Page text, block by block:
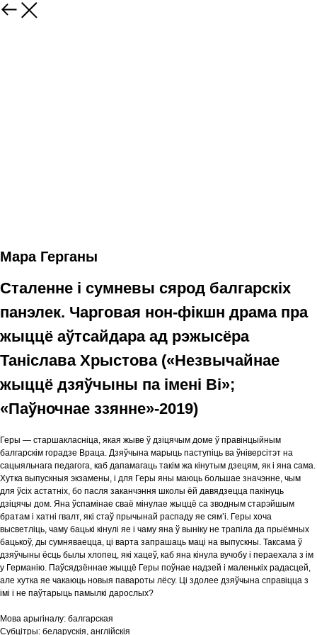
Мара Герганы
Сталенне і сумневы сярод балгарскіх
панэлек. Чарговая нон-фікшн драма пра
жыццё аўтсайдара ад рэжысёра
Таніслава Хрыстова («Незвычайнае
жыццё дзяўчыны па імені Ві»;
«Паўночнае ззянне»-2019)
Геры — старшакласніца, якая жыве ў дзіцячым доме ў правінцыйным
балгарскім горадзе Враца. Дзяўчына марыць паступіць ва ўніверсітэт на
сацыяльнага педагога, каб дапамагаць такім жа кінутым дзецям, як і яна сама.
Хутка выпускныя экзамены, і для Геры яны маюць большае значэнне, чым
для ўсіх астатніх, бо пасля заканчэння школы ёй давядзецца пакінуць
дзіцячы дом. Яна ўспамінае сваё мінулае жыццё са зводным старэйшым
братам і хатні гвалт, які стаў прычынай распаду яе сям’і. Геры хоча
высветліць, чаму бацькі кінулі яе і чаму яна ў выніку не трапіла да прыёмных
бацькоў, ды сумняваецца, ці варта запрашаць маці на выпускны. Таксама ў
дзяўчыны ёсць былы хлопец, які хацеў, каб яна кінула вучобу і пераехала з ім
у Германію. Паўсядзённае жыццё Геры поўнае надзей і маленькіх радасцей,
але хутка яе чакаюць новыя павароты лёсу. Ці здолее дзяўчына справіцца з
імі і не паўтарыць памылкі дарослых?
Мова арыгіналу: балгарская
Субцітры: беларускія, англійскія